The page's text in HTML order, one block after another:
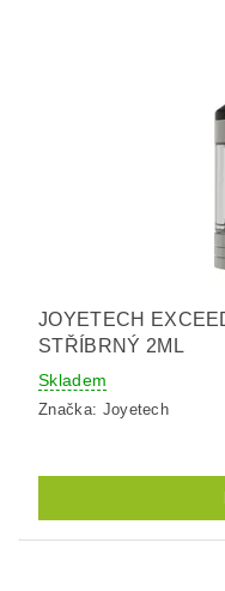
JOYETECH
STŘÍBRNÝ 2ML
Skladem
Značka: Joyetech